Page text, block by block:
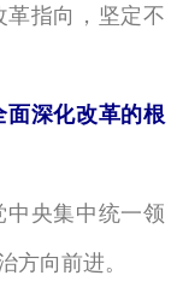
指向，坚定不
面深化改革的根
央集中统一领
方向前进。